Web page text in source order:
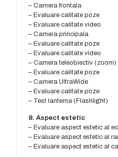
– Camera frontala
– Evaluare calitate poze
– Evaluare calitate video
– Camera principala
– Evaluare calitate poze
– Evaluare calitate video
– Camera teleobiectiv (zoom)
– Evaluare calitate poze
– Camera UltraWide
– Evaluare calitate poze
– Test lanterna (Flashlight)
8. Aspect estetic
– Evaluare aspect estetic al
– Evaluare aspect estetic al
– Evaluare aspect estetic al